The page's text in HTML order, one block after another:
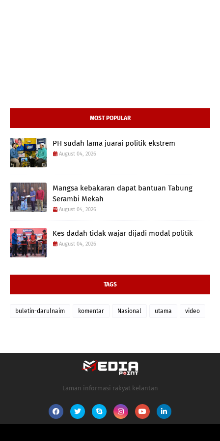
MOST POPULAR
PH sudah lama juarai politik ekstrem
August 04, 2026
Mangsa kebakaran dapat bantuan Tabung
Serambi Mekah
August 04, 2026
Kes dadah tidak wajar dijadi modal politik
August 04, 2026
TAGS
buletin-darulnaim komentar Nasional utama video
Laman informasi rakyat kelantan